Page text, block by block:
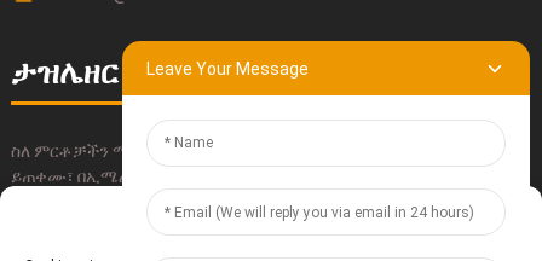
ታዝሌዘር
ስለ ምርቶቻችን ማንኛውም ጥያቄ ካለዎት፣ እባክዎን የእውቂያ መረጃችንን
ይጠቀሙ፣ በኢሜል ይላኩልን ወይም በቀጥታ ይደውሉልን።
Leave Your Message
Manage Cookie Consent